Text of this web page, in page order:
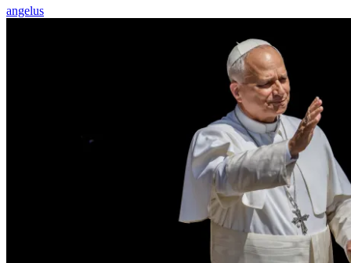
angelus